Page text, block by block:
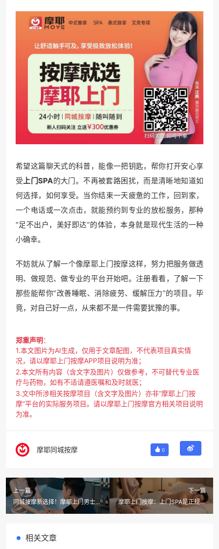
希望这篇聊天式的科普，能像一把钥匙，帮你打开安心享
受上门SPA的大门。不再被套路困扰，而是清晰地知道如
何选择，如何享受。当你结束一天疲惫的工作，回到家，
一个电话或一次点击，就能预约到专业的放松服务，那种
“足不出户，美好即达”的体验，本身就是现代生活的一种
小确幸。
不妨就从了解一个像摩耶上门按摩这样，努力把服务做透
明、做规范、做专业的平台开始吧。注册看看，了解一下
那些能帮你“改善睡眠、消除疲劳、缓解压力”的项目。毕
竟，对自己好一点，从来都不是一件需要犹豫的事。
郑重声明：
1.本文图片为AI生成，仅用于文章配图，不代表项目真实情
况，请以摩耶上门按摩APP项目说明为准；
2.本文所有内容（含文字及图片）仅做参考，不可替代专业医
疗与药物，如有不适请遵医嘱和及时就医；
3.文中所涉相关按摩项目（含文字及图片）亦非“摩耶上门按
摩”平台的实际服务项目。请以摩耶上门按摩官方相关项目说明
为准。
摩耶同城按摩 0
上一篇
同城按摩新选择！摩耶上门男士按
摩，把专业SPA搬回家！
下一篇
摩耶上门按摩：上门SPA是正规还
是不正规？这篇避坑指南给你答
相关文章